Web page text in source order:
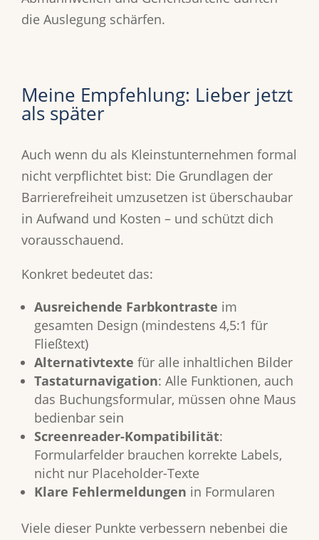
die Auslegung schärfen.
Meine Empfehlung: Lieber jetzt
als später
Auch wenn du als Kleinstunternehmen formal
nicht verpflichtet bist: Die Grundlagen der
Barrierefreiheit umzusetzen ist überschaubar
in Aufwand und Kosten – und schützt dich
vorausschauend.
Konkret bedeutet das:
Ausreichende Farbkontraste im
gesamten Design (mindestens 4,5:1 für
Fließtext)
Alternativtexte für alle inhaltlichen Bilder
Tastaturnavigation: Alle Funktionen, auch
das Buchungsformular, müssen ohne Maus
bedienbar sein
Screenreader-Kompatibilität:
Formularfelder brauchen korrekte Labels,
nicht nur Placeholder-Texte
Klare Fehlermeldungen in Formularen
Viele dieser Punkte verbessern nebenbei die